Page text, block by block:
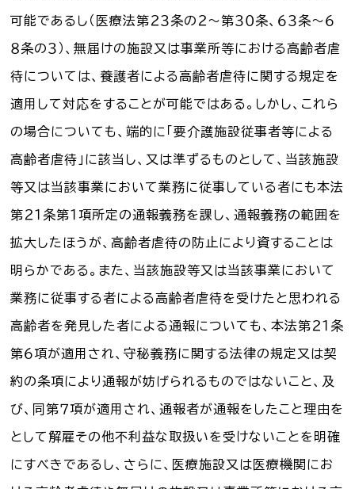
可能であるし（医療法第２３条の２～第３０条、６３条～６
８条の３）、無届けの施設又は事業所等における高齢者虐
待については、養護者による高齢者虐待に関する規定を
適用して対応をすることが可能ではある。しかし、これら
の場合についても、端的に「要介護施設従事者等による
高齢者虐待」に該当し、又は準ずるものとして、当該施設
等又は当該事業において業務に従事している者にも本法
第２１条第１項所定の通報義務を課し、通報義務の範囲を
拡大したほうが、高齢者虐待の防止により資することは
明らかである。また、当該施設等又は当該事業において
業務に従事する者による高齢者虐待を受けたと思われる
高齢者を発見した者による通報についても、本法第２１条
第６項が適用され、守秘義務に関する法律の規定又は契
約の条項により通報が妨げられるものではないこと、及
び、同第７項が適用され、通報者が通報をしたこと理由を
として解雇その他不利益な取扱いを受けないことを明確
にすべきであるし、さらに、医療施設又は医療機関にお